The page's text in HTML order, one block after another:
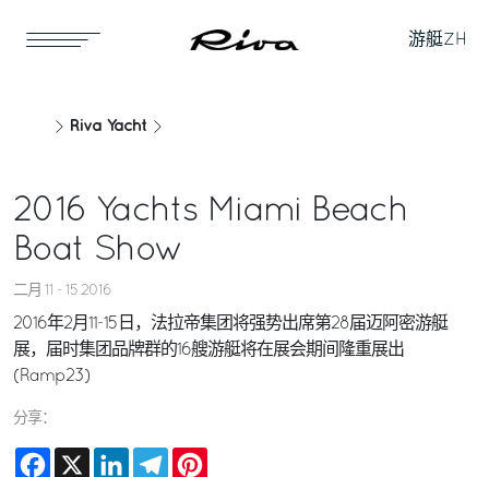
游艇ZH
Riva Yacht
2016 Yachts Miami Beach
Boat Show
二月 11 - 15 2016
2016年2月11-15日，法拉帝集团将强势出席第28届迈阿密游艇
展，届时集团品牌群的16艘游艇将在展会期间隆重展出
(Ramp23)
分享：
Facebook
X LinkedInTelegram